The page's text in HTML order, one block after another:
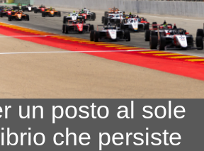
Ecco il
Ultima prova